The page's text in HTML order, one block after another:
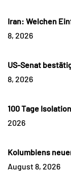
Iran: Welchen
8, 2026
US-Senat
8, 2026
100 Tage
2026
Kolumbiens
August 8, 2026